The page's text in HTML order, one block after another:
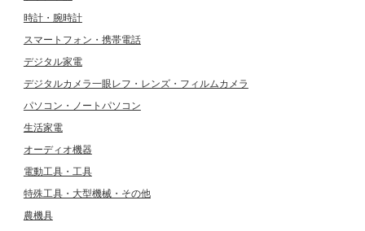
時計・腕時計
スマートフォン・携帯電話
デジタル家電
デジタルカメラ一眼レフ・レンズ・フィルムカメラ
パソコン・ノートパソコン
生活家電
オーディオ機器
電動工具・工具
特殊工具・大型機械・その他
農機具